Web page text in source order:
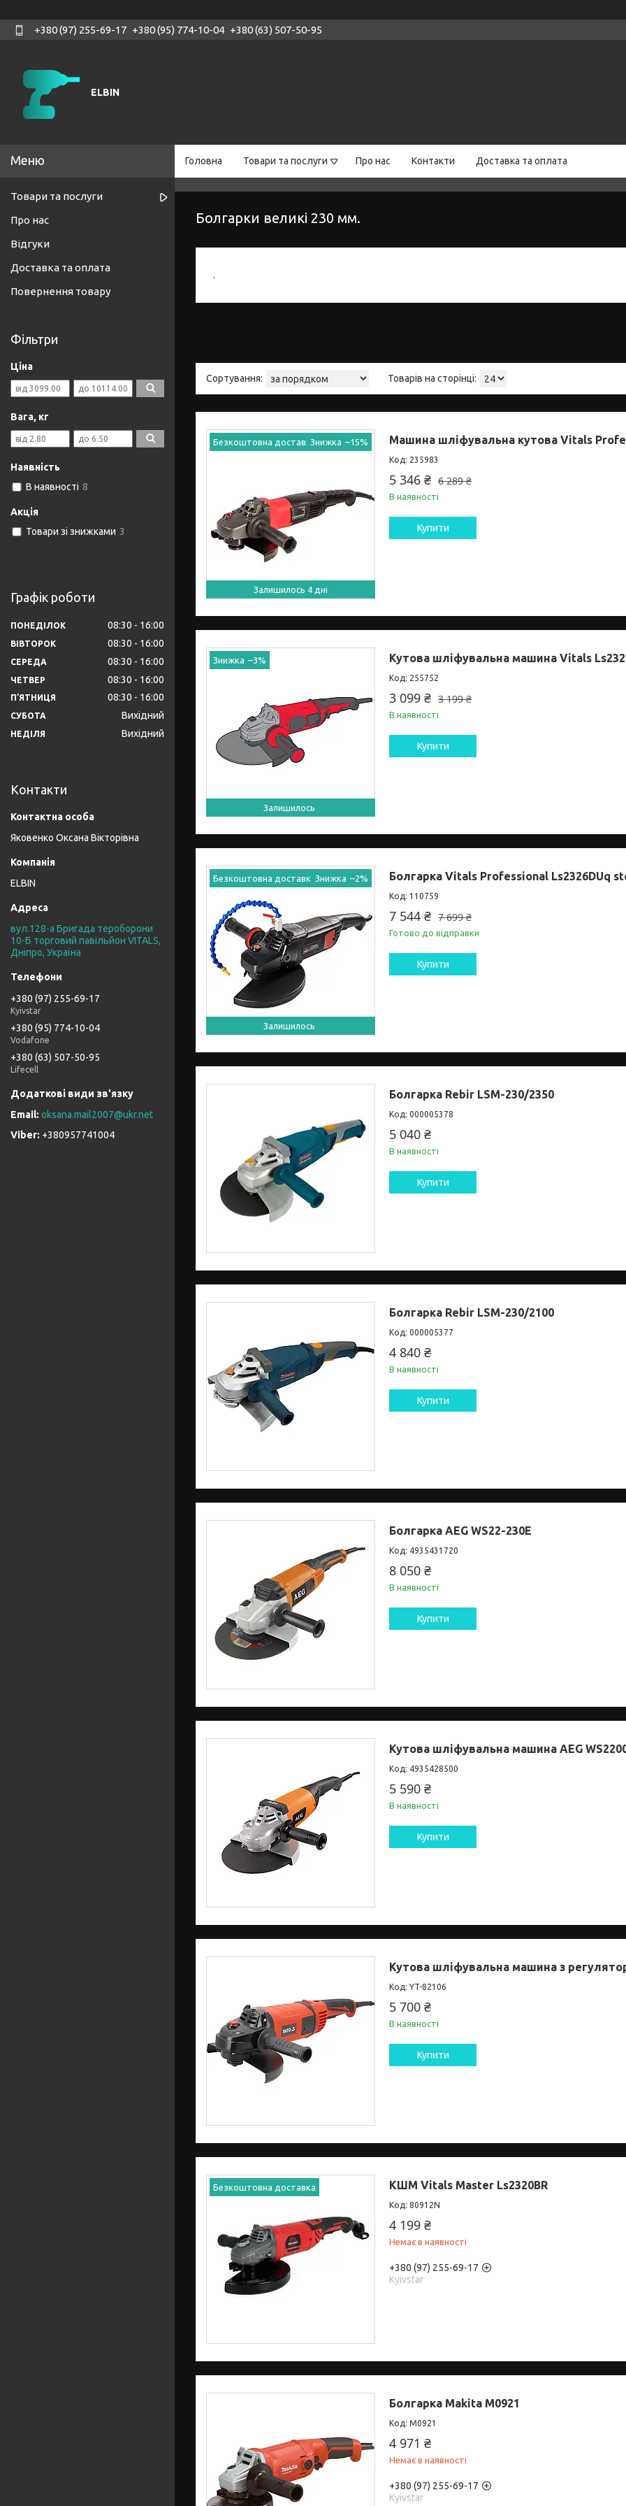
+380 (97) 255-69-17 +380 (95) 774-10-04 +380 (63) 507-50-95
ELBIN
Головна Товари та послуги Про нас Контакти Доставка та оплата
Болгарки великі 230 мм.
.
Безкоштовна доставка –15%
Залишилось 4 дні
Машина шліфувальна кутова Vitals
235983
6 289 ₴
5 346 ₴
В наявності
Купити
–3%
Залишилось
Кутова шліфувальна машина Vitals
255752
3 199 ₴
3 099 ₴
В наявності
Купити
Безкоштовна доставка –2%
Залишилось
Болгарка Vitals Professional Ls2326DUq
110759
7 699 ₴
7 544 ₴
Готово до відправки
Купити
Болгарка Rebir LSM-230/2350
000005378
5 040 ₴
В наявності
Купити
Болгарка Rebir LSM-230/2100
000005377
4 840 ₴
В наявності
Купити
Болгарка AEG WS22-230Е
4935431720
8 050 ₴
В наявності
Купити
Кутова шліфувальна машина AEG
4935428500
5 590 ₴
В наявності
Купити
Кутова шліфувальна машина з
YT-82106
5 700 ₴
В наявності
Купити
Безкоштовна доставка КШМ Vitals Master Ls2320BR
80912N
4 199 ₴
Немає в наявності
+380 (97) 255-69-17
Kyivstar
Болгарка Makitа M0921
M0921
4 971 ₴
Немає в наявності
+380 (97) 255-69-17
Kyivstar
Товари та послуги
Про нас
Відгуки
Доставка та оплата
Повернення товару
Фільтри
Ціна
Вага, кг
Наявність
В наявності 8
Акція
Товари зі знижками 3
Графік роботи
ПОНЕДІЛОК 08:30 16:00
ВІВТОРОК 08:30 16:00
СЕРЕДА 08:30 16:00
ЧЕТВЕР 08:30 16:00
ПʼЯТНИЦЯ 08:30 16:00
СУБОТА Вихідний
НЕДІЛЯ Вихідний
Контакти
Яковенко Оксана Вікторівна
ELBIN
вул.128-а Бригада тероборони
10-Б торговий павільйон VITALS,
Дніпро, Україна
+380 (97) 255-69-17
Kyivstar
+380 (95) 774-10-04
Vodafone
+380 (63) 507-50-95
Lifecell
oksana.mail2007@ukr.net
+380957741004